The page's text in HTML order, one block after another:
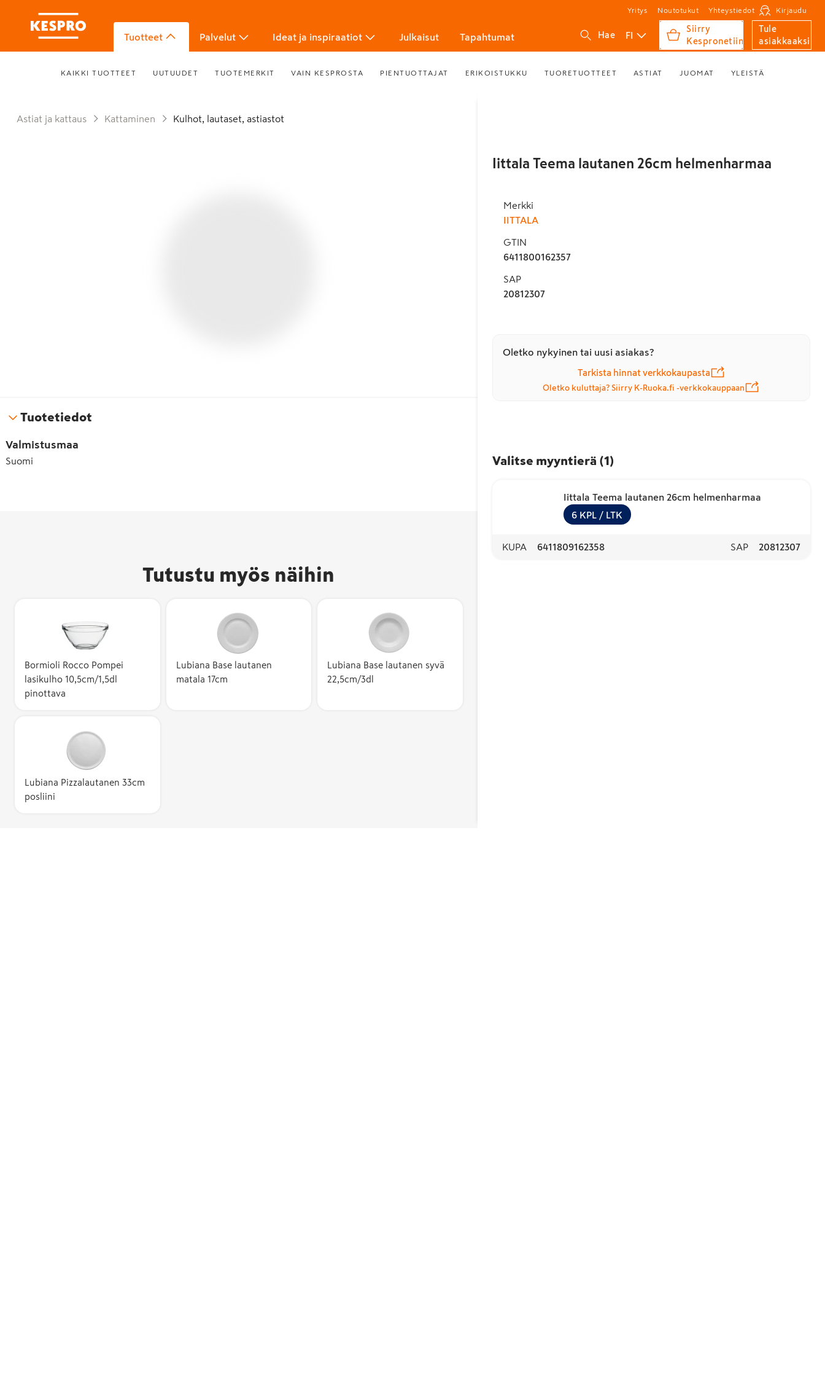
Yritys Noutotukut Yhteystiedot Kirjaudu
Tuotteet Palvelut Ideat ja inspiraatiot Julkaisut Tapahtumat Hae FI
Siirry
Kespronetiin
Tule
asiakkaaksi
KAIKKI TUOTTEET UUTUUDET TUOTEMERKIT VAIN KESPROSTA PIENTUOTTAJAT ERIKOISTUKKU TUORETUOTTEET ASTIAT JUOMAT YLEISTÄ
Astiat ja kattaus Kattaminen Kulhot, lautaset, astiastot
Tuotetiedot
Valmistusmaa
Suomi
Tutustu myös näihin
Bormioli Rocco Pompei
lasikulho 10,5cm/1,5dl
pinottava
Lubiana Base lautanen
matala 17cm
Lubiana Base lautanen syvä
22,5cm/3dl
Lubiana Pizzalautanen 33cm
posliini
Iittala Teema lautanen 26cm helmenharmaa
Merkki
IITTALA
GTIN
6411800162357
SAP
20812307
Oletko nykyinen tai uusi asiakas?
Tarkista hinnat verkkokaupasta
Oletko kuluttaja? Siirry K-Ruoka.fi -verkkokauppaan
Valitse myyntierä (1 )
Iittala Teema lautanen 26cm helmenharmaa
6 KPL / LTK
KUPA 6411809162358 SAP 20812307